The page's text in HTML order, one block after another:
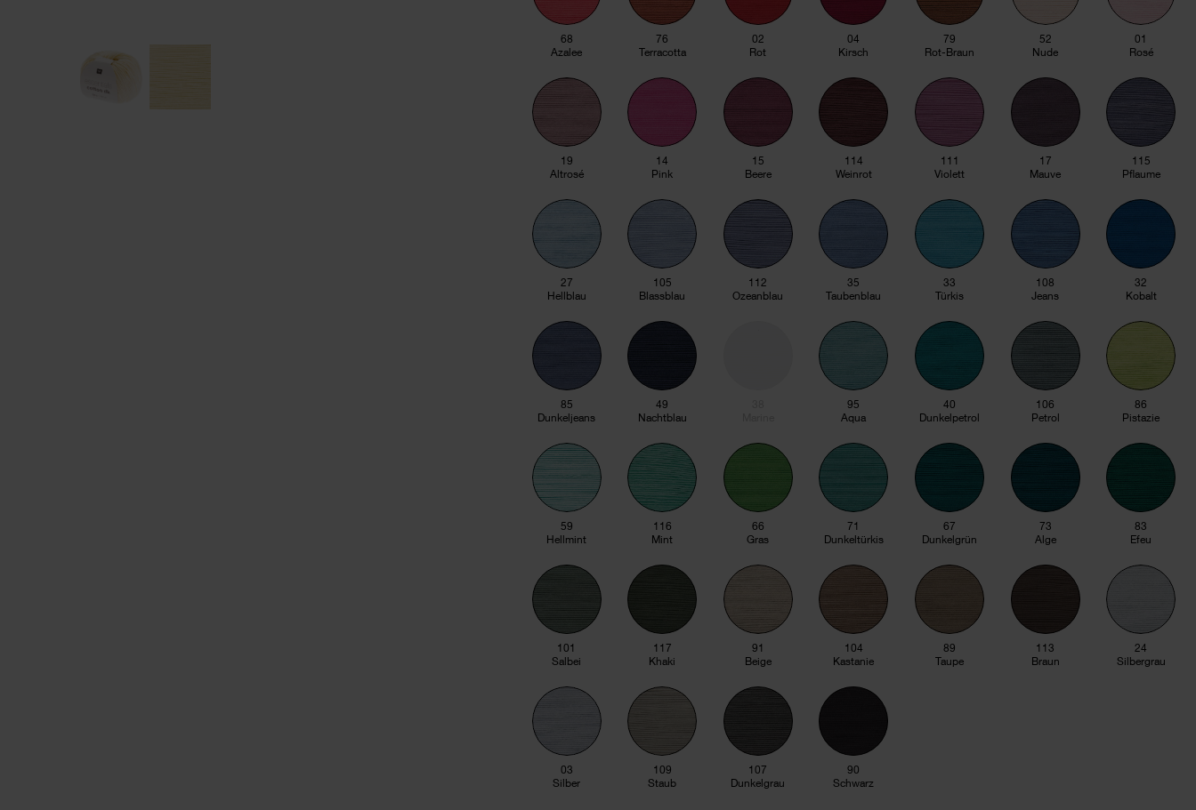
68
Azalee
76
Terracotta
02
Rot
04
Kirsch
79
Rot-Braun
52
Nude
01
Rosé
19
Altrosé
14
Pink
15
Beere
114
Weinrot
111
Violett
17
Mauve
115
Pflaume
27
Hellblau
105
Blassblau
112
Ozeanblau
35
Taubenblau
33
Türkis
108
Jeans
32
Kobalt
85
Dunkeljeans
49
Nachtblau
95
Aqua
40
Dunkelpetrol
106
Petrol
86
Pistazie
59
Hellmint
116
Mint
66
Gras
71
Dunkeltürkis
67
Dunkelgrün
73
Alge
83
Efeu
101
Salbei
117
Khaki
91
Beige
104
Kastanie
89
Taupe
113
Braun
24
Silbergrau
03
Silber
109
Staub
107
Dunkelgrau
90
Schwarz